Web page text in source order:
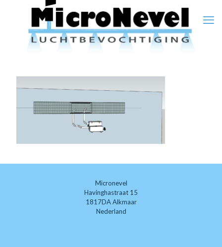
Micronevel
Havinghastraat 15
1817DA Alkmaar
Nederland